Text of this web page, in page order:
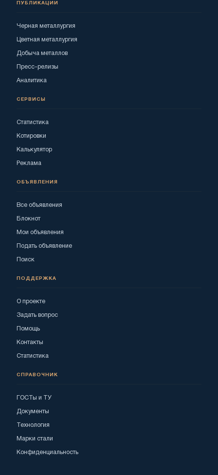
ПУБЛИКАЦИИ
Черная металлургия
Цветная металлургия
Добыча металлов
Пресс-релизы
Аналитика
СЕРВИСЫ
Статистика
Котировки
Калькулятор
Реклама
ОБЪЯВЛЕНИЯ
Все объявления
Блокнот
Мои объявления
Подать объявление
Поиск
ПОДДЕРЖКА
О проекте
Задать вопрос
Помощь
Контакты
Статистика
СПРАВОЧНИК
ГОСТы и ТУ
Документы
Технология
Марки стали
Конфиденциальность